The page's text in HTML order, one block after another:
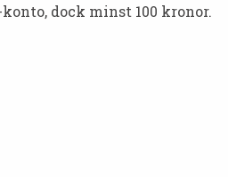
dock minst 100 kronor.